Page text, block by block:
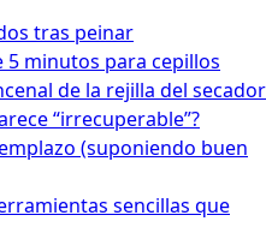
tras peinar
5 minutos para cepillos
de la rejilla del secador
“irrecuperable”?
(suponiendo buen
sencillas que